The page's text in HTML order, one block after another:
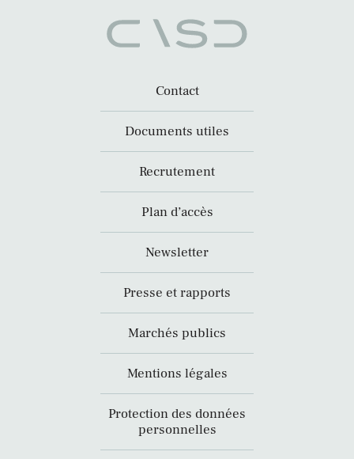
Contact
Documents utiles
Recrutement
Plan d’accès
Newsletter
Presse et rapports
Marchés publics
Mentions légales
Protection des données
personnelles